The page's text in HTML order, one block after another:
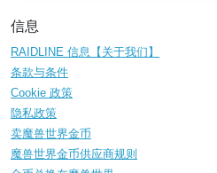
信息
RAIDLINE 信息【关于我们】
条款与条件
Cookie 政策
隐私政策
卖魔兽世界金币
魔兽世界金币供应商规则